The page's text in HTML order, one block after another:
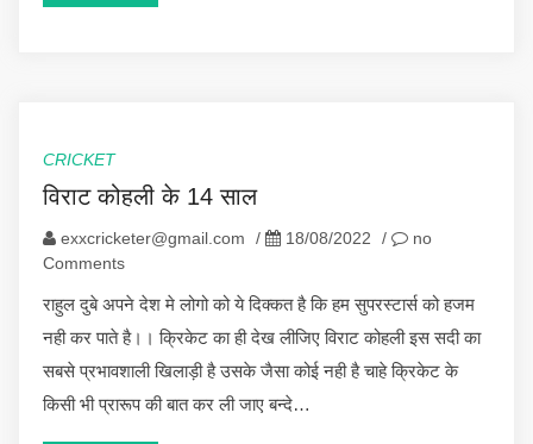
CRICKET
विराट कोहली के 14 साल
exxcricketer@gmail.com / 18/08/2022 /
no
Comments
राहुल दुबे अपने देश मे लोगो को ये दिक्कत है कि हम सुपरस्टार्स को हजम
नही कर पाते है।। क्रिकेट का ही देख लीजिए विराट कोहली इस सदी का
सबसे प्रभावशाली खिलाड़ी है उसके जैसा कोई नही है चाहे क्रिकेट के
किसी भी प्रारूप की बात कर ली जाए बन्दे…